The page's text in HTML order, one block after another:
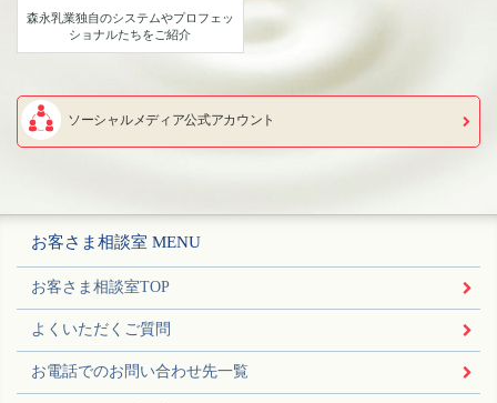
森永乳業独自のシステムやプロフェッ
ショナルたちをご紹介
ソーシャルメディア公式アカウント
お客さま相談室 MENU
お客さま相談室TOP
よくいただくご質問
お電話でのお問い合わせ先一覧